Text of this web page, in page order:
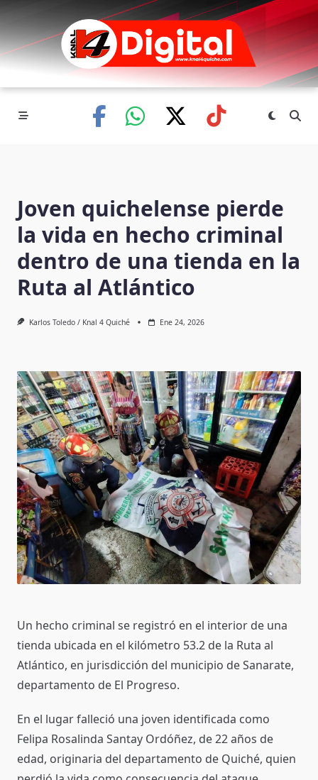
Skip
content
Joven quichelense pierde
la vida en hecho criminal
dentro de una tienda en la
Ruta al Atlántico
Karlos Toledo / Knal 4 Quiché Ene 24, 2026
Un hecho criminal se registró en el interior de una
tienda ubicada en el kilómetro 53.2 de la Ruta al
Atlántico, en jurisdicción del municipio de Sanarate,
departamento de El Progreso.
En el lugar falleció una joven identificada como
Felipa Rosalinda Santay Ordóñez, de 22 años de
edad, originaria del departamento de Quiché, quien